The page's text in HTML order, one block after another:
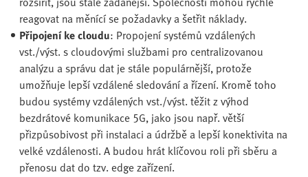
reagovat na měnící se požadavky a šetřit náklady.
Připojení ke cloudu: Propojení systémů vzdálených
vst./výst. s cloudovými službami pro centralizovanou
analýzu a správu dat je stále populárnější, protože
umožňuje lepší vzdálené sledování a řízení. Kromě toho
budou systémy vzdálených vst./výst. těžit z výhod
bezdrátové komunikace 5G, jako jsou např. větší
přizpůsobivost při instalaci a údržbě a lepší konektivita na
velké vzdálenosti. A budou hrát klíčovou roli při sběru a
přenosu dat do tzv. edge zařízení.